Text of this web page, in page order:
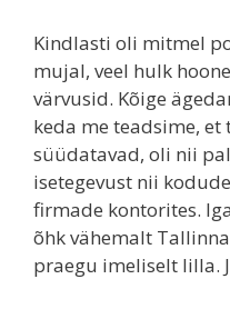
Kindlasti oli mitmel
mujal, veel hulk
värvusid. Kõige
keda me teadsime,
süüdatavad, oli nii
isetegevust nii
firmade kontorites.
õhk vähemalt
praegu imeliselt lilla.